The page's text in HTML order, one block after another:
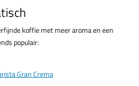
koffie met meer aroma en een
populair:
Gran Crema